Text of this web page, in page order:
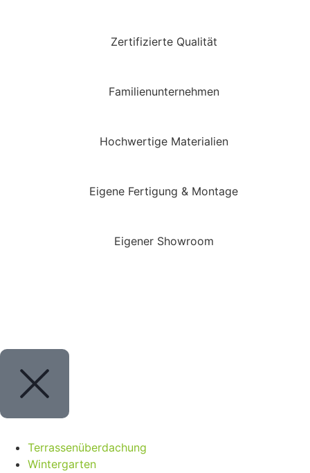
Zertifizierte Qualität
Familienunternehmen
Hochwertige Materialien
Eigene Fertigung & Montage
Eigener Showroom
Terrassenüberdachung
Wintergarten